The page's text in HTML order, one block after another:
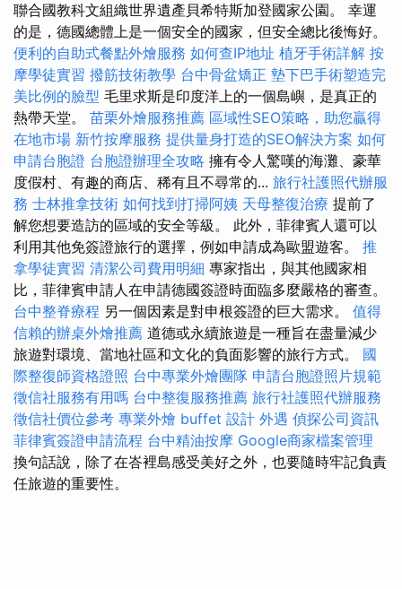
聯合國教科文組織世界遺產貝希特斯加登國家公園。 幸運
的是，德國總體上是一個安全的國家，但安全總比後悔好。
便利的自助式餐點外燴服務 如何查IP地址 植牙手術詳解 按
摩學徒實習 撥筋技術教學 台中骨盆矯正 墊下巴手術塑造完
美比例的臉型 毛里求斯是印度洋上的一個島嶼，是真正的
熱帶天堂。 苗栗外燴服務推薦 區域性SEO策略，助您贏得
在地市場 新竹按摩服務 提供量身打造的SEO解決方案 如何
申請台胞證 台胞證辦理全攻略 擁有令人驚嘆的海灘、豪華
度假村、有趣的商店、稀有且不尋常的... 旅行社護照代辦服
務 士林推拿技術 如何找到打掃阿姨 天母整復治療 提前了
解您想要造訪的區域的安全等級。 此外，菲律賓人還可以
利用其他免簽證旅行的選擇，例如申請成為歐盟遊客。 推
拿學徒實習 清潔公司費用明細 專家指出，與其他國家相
比，菲律賓申請人在申請德國簽證時面臨多麼嚴格的審查。
台中整脊療程 另一個因素是對申根簽證的巨大需求。 值得
信賴的辦桌外燴推薦 道德或永續旅遊是一種旨在盡量減少
旅遊對環境、當地社區和文化的負面影響的旅行方式。 國
際整復師資格證照 台中專業外燴團隊 申請台胞證照片規範
徵信社服務有用嗎 台中整復服務推薦 旅行社護照代辦服務
徵信社價位參考 專業外燴 buffet 設計 外遇 偵探公司資訊
菲律賓簽證申請流程 台中精油按摩 Google商家檔案管理
換句話說，除了在峇裡島感受美好之外，也要隨時牢記負責
任旅遊的重要性。